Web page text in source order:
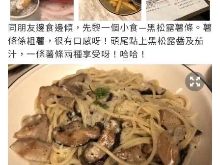
同朋友邊食邊傾，先黎一個小食—黑松露薯條。薯
條係粗薯，很有口感呀！頭尾點上黑松露醬及茄
汁，一條薯條兩種享受呀！哈哈！